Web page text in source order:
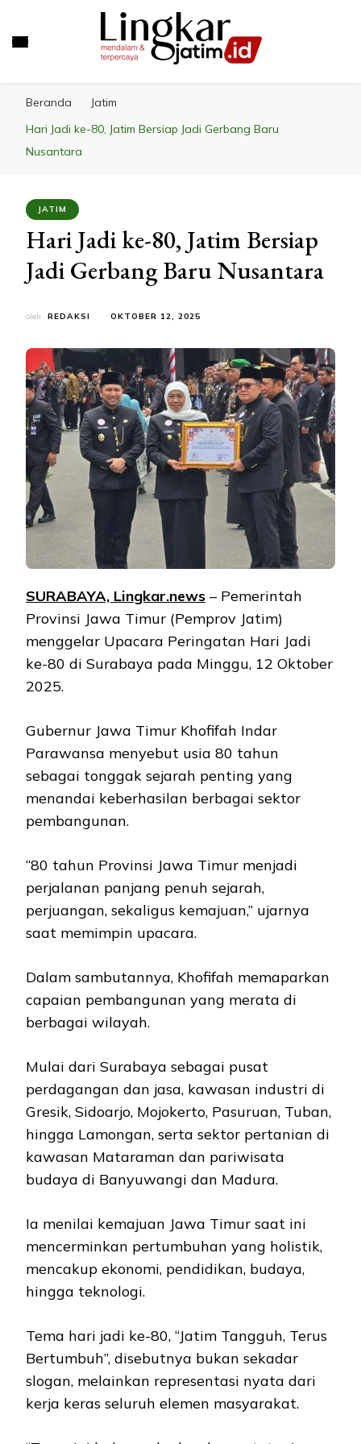
Beranda
Jatim
Hari Jadi ke-80, Jatim Bersiap Jadi Gerbang Baru
Nusantara
JATIM
Hari Jadi ke-80, Jatim Bersiap
Jadi Gerbang Baru Nusantara
oleh REDAKSI OKTOBER 12, 2025
SURABAYA, Lingkar.news – Pemerintah
Provinsi Jawa Timur (Pemprov Jatim)
menggelar Upacara Peringatan Hari Jadi
ke-80 di Surabaya pada Minggu, 12 Oktober
2025.
Gubernur Jawa Timur Khofifah Indar
Parawansa menyebut usia 80 tahun
sebagai tonggak sejarah penting yang
menandai keberhasilan berbagai sektor
pembangunan.
“80 tahun Provinsi Jawa Timur menjadi
perjalanan panjang penuh sejarah,
perjuangan, sekaligus kemajuan,” ujarnya
saat memimpin upacara.
Dalam sambutannya, Khofifah memaparkan
capaian pembangunan yang merata di
berbagai wilayah.
Mulai dari Surabaya sebagai pusat
perdagangan dan jasa, kawasan industri di
Gresik, Sidoarjo, Mojokerto, Pasuruan, Tuban,
hingga Lamongan, serta sektor pertanian di
kawasan Mataraman dan pariwisata
budaya di Banyuwangi dan Madura.
Ia menilai kemajuan Jawa Timur saat ini
mencerminkan pertumbuhan yang holistik,
mencakup ekonomi, pendidikan, budaya,
hingga teknologi.
Tema hari jadi ke-80, “Jatim Tangguh, Terus
Bertumbuh”, disebutnya bukan sekadar
slogan, melainkan representasi nyata dari
kerja keras seluruh elemen masyarakat.